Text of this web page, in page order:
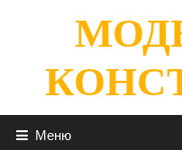
содержимому
Меню